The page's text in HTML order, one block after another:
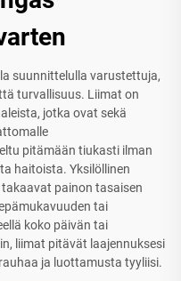
suunnittelulla varustettuja,
turvallisuus. Liimat on
jotka ovat sekä
pitämään tiukasti ilman
haitoista. Yksilöllinen
painon tasaisen
tai
koko päivän tai
liimat pitävät laajennuksesi
ja luottamusta tyyliisi.